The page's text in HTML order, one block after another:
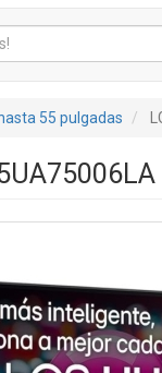
55 pulgadas